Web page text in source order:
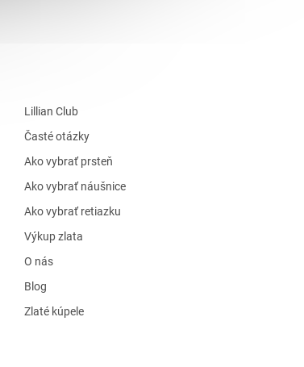
Lillian Club
Časté otázky
Ako vybrať prsteň
Ako vybrať náušnice
Ako vybrať retiazku
Výkup zlata
O nás
Blog
Zlaté kúpele